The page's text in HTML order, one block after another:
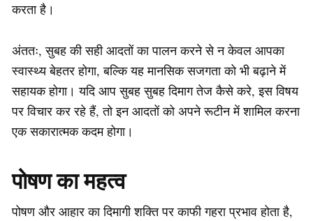
करता है।
अंततः, सुबह की सही आदतों का पालन करने से न केवल आपका
स्वास्थ्य बेहतर होगा, बल्कि यह मानसिक सजगता को भी बढ़ाने में
सहायक होगा। यदि आप सुबह सुबह दिमाग तेज कैसे करे, इस विषय
पर विचार कर रहे हैं, तो इन आदतों को अपने रूटीन में शामिल करना
एक सकारात्मक कदम होगा।
पोषण का महत्व
पोषण और आहार का दिमागी शक्ति पर काफी गहरा प्रभाव होता है,